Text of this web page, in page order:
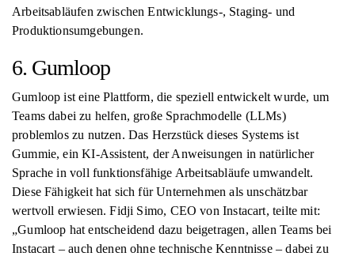
Arbeitsabläufen zwischen Entwicklungs-, Staging- und
Produktionsumgebungen.
6. Gumloop
Gumloop ist eine Plattform, die speziell entwickelt wurde, um
Teams dabei zu helfen, große Sprachmodelle (LLMs)
problemlos zu nutzen. Das Herzstück dieses Systems ist
Gummie, ein KI-Assistent, der Anweisungen in natürlicher
Sprache in voll funktionsfähige Arbeitsabläufe umwandelt.
Diese Fähigkeit hat sich für Unternehmen als unschätzbar
wertvoll erwiesen. Fidji Simo, CEO von Instacart, teilte mit:
„Gumloop hat entscheidend dazu beigetragen, allen Teams bei
Instacart – auch denen ohne technische Kenntnisse – dabei zu